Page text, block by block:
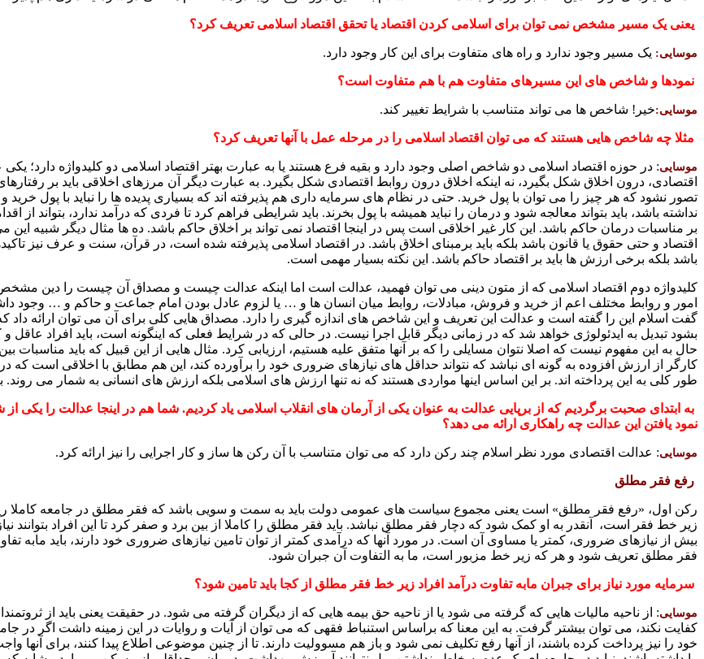
یعنی یک مسیر مشخص نمی توان برای اسلامی کردن اقتصاد یا تحقق اقتصاد اسلامی تعریف کرد؟
موسایی: یک مسیر وجود ندارد و راه های متفاوت برای این کار وجود دارد.
نمودها و شاخص های این مسیرهای متفاوت هم با هم متفاوت است؟
موسایی:خیر! شاخص ها می تواند متناسب با شرایط تغییر کند.
مثلا چه شاخص هایی هستند که می توان اقتصاد اسلامی را در مرحله عمل با آنها تعریف کرد؟
موسایی: در حوزه اقتصاد اسلامی دو شاخص اصلی وجود دارد و بقیه فرع هستند یا به عبارت بهتر اقتصاد اسلامی دو کلیدواژه دارد؛ یکی
اقتصادی، درون اخلاق شکل بگیرد، نه اینکه اخلاق درون روابط اقتصادی شکل بگیرد. به عبارت دیگر آن مرزهای اخلاقی باید بر
تصور نشود که هر چیز را می توان با پول خرید. حتی در نظام های سرمایه داری هم پذیرفته اند که بسیاری پدیده ها را نباید با پول
نداشته باشد، باید بتواند معالجه شود و درمان را نباید همیشه با پول بخرند. باید شرایطی فراهم کرد تا فردی که درآمد ندارد، بتواند
بر مناسبات درمان حاکم باشد. این کار غیر اخلاقی است پس در اینجا اقتصاد نمی تواند بر اخلاق حاکم باشد. ده ها مثال دیگر شبیه این
اقتصاد و حتی حقوق یا قانون باشد بلکه باید برمبنای اخلاق باشد. در اقتصاد اسلامی پذیرفته شده است، در قرآن، سنت و عرف نیز
باشد بلکه برخی ارزش ها باید بر اقتصاد حاکم باشد. این نکته بسیار مهمی است.
کلیدواژه دوم اقتصاد اسلامی که از متون دینی می توان فهمید، عدالت است اما اینکه عدالت چیست و مصداق آن چیست را دین
امور و روابط مختلف اعم از خرید و فروش، مبادلات، روابط میان انسان ها و … یا لزوم عادل بودن امام جماعت و حاکم و … وجود
گفت اسلام این را گفته است و عدالت این تعریف و این شاخص های اندازه گیری را دارد. مصداق هایی کلی برای آن می توان ارائه داد
بشود تبدیل به ایدئولوژی خواهد شد که در زمانی دیگر قابل اجرا نیست. در حالی که در شرایط فعلی که اینگونه است، باید افراد عاقل
حال به این مفهوم نیست که اصلا نتوان مسایلی را که بر آنها متفق علیه هستیم، ارزیابی کرد. مثال هایی از این قبیل که باید مناسبات
کارگر از ارزش افزوده به گونه ای نباشد که نتواند حداقل های نیازهای ضروری خود را برآورده کند، این هم مطابق با اخلاقی است
طور کلی به این پرداخته اند. بر این اساس اینها مواردی هستند که نه تنها ارزش های اسلامی بلکه ارزش های انسانی به شمار می روند.
به ابتدای صحبت برگردیم که از برپایی عدالت به عنوان یکی از آرمان های انقلاب اسلامی یاد کردیم. شما هم در اینجا عدالت را یکی از
نمود یافتن این عدالت چه راهکاری ارائه می دهد؟
موسایی: عدالت اقتصادی مورد نظر اسلام چند رکن دارد که می توان متناسب با آن رکن ها ساز و کار اجرایی را نیز ارائه کرد.
رفع فقر مطلق
رکن اول، «رفع فقر مطلق» است یعنی مجموع سیاست های عمومی دولت باید به سمت و سویی باشد که فقر مطلق در جامعه کاملا
زیر خط فقر است، آنقدر به او کمک شود که دچار فقر مطلق نباشد. باید فقر مطلق را کاملا از بین برد و صفر کرد تا این افراد بتوانند
بیش از نیازهای ضروری، کمتر یا مساوی آن است. در مورد آنها که درآمدی کمتر از توان تامین نیازهای ضروری خود دارند، باید مابه
فقر مطلق تعریف شود و هر که زیر خط مزبور است، ما به التفاوت آن جبران شود.
سرمایه مورد نیاز برای جبران مابه تفاوت درآمد افراد زیر خط فقر مطلق از کجا باید تامین شود؟
موسایی: از ناحیه مالیات هایی که گرفته می شود یا از ناحیه حق بیمه هایی که از دیگران گرفته می شود. در حقیقت یعنی باید از
کفایت نکند، می توان بیشتر گرفت. به این معنا که براساس استنباط فقهی که می توان از آیات و روایات در این زمینه داشت اگر در
خود را نیز پرداخت کرده باشند، از آنها رفع تکلیف نمی شود و باز هم مسوولیت دارند. تا از چنین موضوعی اطلاع پیدا کنند، برای آنها